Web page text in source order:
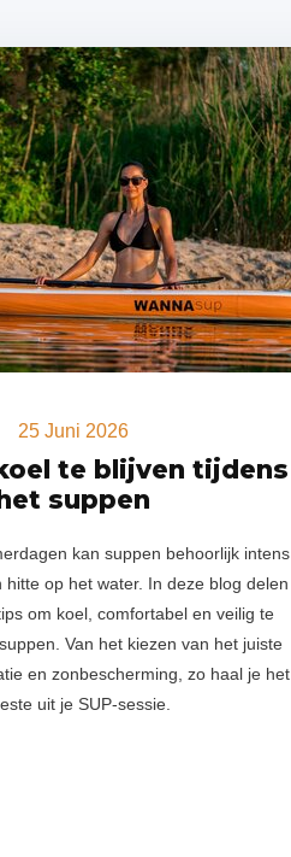
25 Juni 2026
te blijven tijdens
suppen
kan suppen behoorlijk intens
hitte op het water. In deze blog delen
om koel, comfortabel en veilig te
Van het kiezen van het juiste
en zonbescherming, zo haal je het
uit je SUP-sessie.